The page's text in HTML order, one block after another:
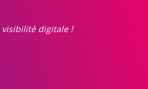
visibilité digitale !